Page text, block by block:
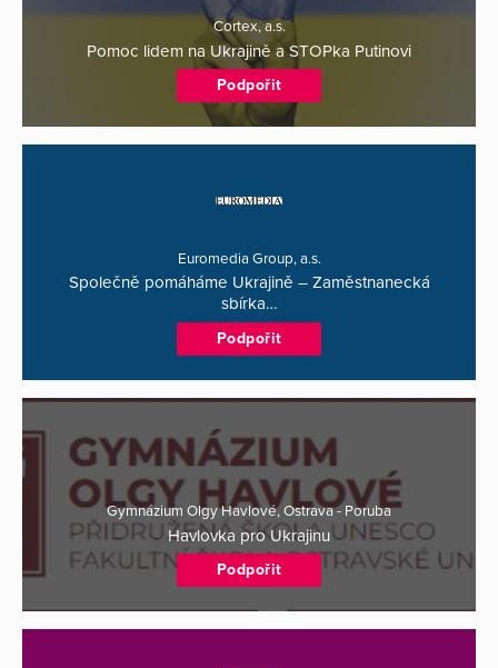
Cortex, a.s.
Pomoc lidem na Ukrajině a STOPka Putinovi
Podpořit
Euromedia Group, a.s.
Společně pomáháme Ukrajině – Zaměstnanecká
sbírka…
Podpořit
Gymnázium Olgy Havlové, Ostrava - Poruba
Havlovka pro Ukrajinu
Podpořit